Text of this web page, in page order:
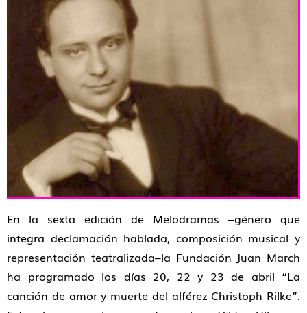
En la sexta edición de Melodramas –género que
integra declamación hablada, composición musical y
representación teatralizada–la Fundación Juan March
ha programado los días 20, 22 y 23 de abril “La
canción de amor y muerte del alférez Christoph Rilke”.